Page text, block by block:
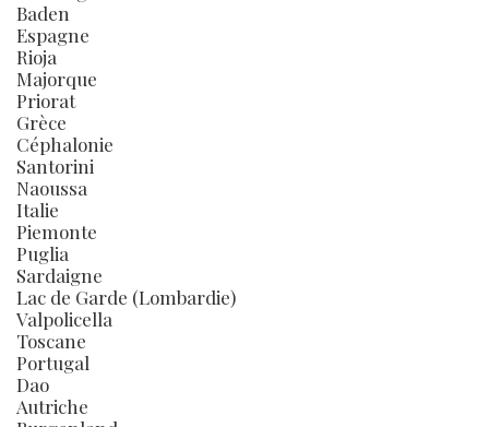
Baden
Espagne
Rioja
Majorque
Priorat
Grèce
Céphalonie
Santorini
Naoussa
Italie
Piemonte
Puglia
Sardaigne
Lac de Garde (Lombardie)
Valpolicella
Toscane
Portugal
Dao
Autriche